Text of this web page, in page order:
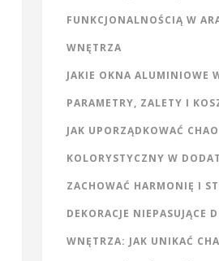
FUNKCJONALNOŚCIĄ W
WNĘTRZA
JAKIE OKNA ALUMINIOWE
PARAMETRY, ZALETY I
JAK UPORZĄDKOWAĆ
KOLORYSTYCZNY W
ZACHOWAĆ HARMONIĘ I
DEKORACJE NIEPASUJĄCE
WNĘTRZA: JAK UNIKAĆ